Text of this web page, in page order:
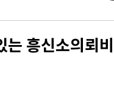
흥신소의뢰